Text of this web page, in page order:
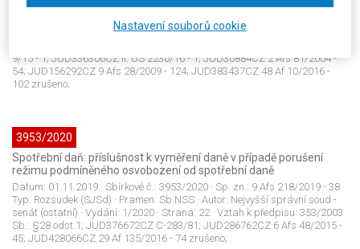
Datum:02.08.2019· Sbírkové č.:3952/2020· Sp. zn.:8 Afs 250/2018 - 54
· Pramen: Sb.NSS · Autor: Nejvyšší správní soud -
· Vydání:1/2020· Strana:17· Vztah k předpisu:
9/15 - 1; JUD336306CZ II. ÚS 2230/16 - 1; JUD30884CZ 2 Afs 81/2004 -
54; JUD156292CZ 9 Afs 28/2009 - 124; JUD383437CZ 48 Af 10/2016 -
102 zrušeno;
3953/2020
Spotřební daň: příslušnost k vyměření daně v případě porušení
režimu podmíněného osvobození od spotřební daně
Datum: 01.11.2019 · Sbírkové č.: 3953/2020 · Sp. zn.: 9 Afs 218/2019 - 38 ·
Typ: Rozsudek (SJSd) · Pramen: Sb.NSS · Autor: Nejvyšší správní soud -
senát (ostatní) · Vydání: 1/2020 · Strana: 22· Vztah k předpisu: 353/2003
Sb.: §28 odst.1; JUD376672CZ C-283/81; JUD286762CZ 6 Afs 48/2015 -
45; JUD428066CZ 29 Af 135/2016 - 74 zrušeno;
Nastavení souborů cookie